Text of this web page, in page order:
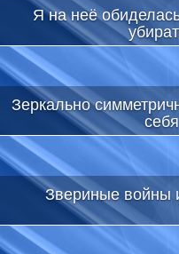
Я на неё
Зеркально
Звериные войны